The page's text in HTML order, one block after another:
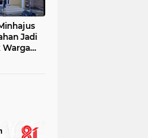
Jadi
Warga